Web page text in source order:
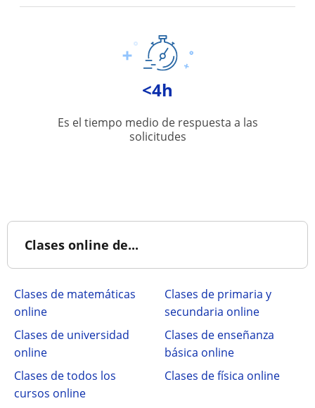
<4h
Es el tiempo medio de respuesta a las
solicitudes
Clases online de...
Clases de matemáticas
online
Clases de primaria y
secundaria online
Clases de universidad
online
Clases de enseñanza
básica online
Clases de todos los
cursos online
Clases de física online